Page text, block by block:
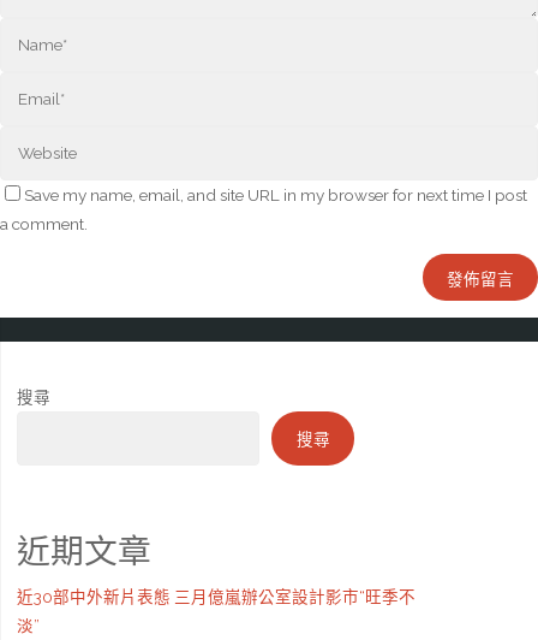
Save my name, email, and site URL in my browser for next time I post
a comment.
搜尋
搜尋
近期文章
近30部中外新片表態 三月億嵐辦公室設計影市“旺季不
淡”